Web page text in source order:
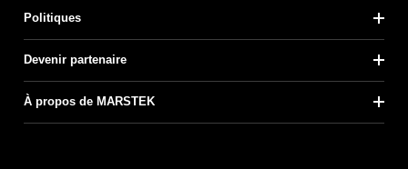
Politiques
Devenir partenaire
À propos de MARSTEK